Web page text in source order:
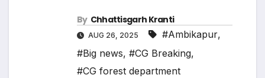
By Chhattisgarh Kranti
AUG 26, 2025 #Ambikapur,
#Big news, #CG Breaking,
#CG forest department